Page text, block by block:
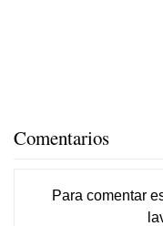
Comentarios
Para comentar